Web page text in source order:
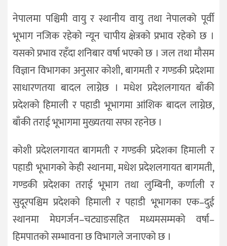
विचार
देश
राजनीति
नेपालमा पश्चिमी वायु र स्थानीय वायु तथा नेपालको पूर्वी
भूभाग नजिक रहेको न्यून चापीय क्षेत्रको प्रभाव रहेको छ ।
यसको प्रभाव रहँदा शनिबार वर्षा भएको छ । जल तथा मौसम
विज्ञान विभागका अनुसार कोशी, बागमती र गण्डकी प्रदेशमा
साधारणतया बादल लाग्नेछ । मधेश प्रदेशलगायत बाँकी
प्रदेशको हिमाली र पहाडी भूभागमा आंशिक बादल लाग्नेछ,
बाँकी तराई भूभागमा मुख्यतया सफा रहनेछ ।
कोशी प्रदेशलगायत बागमती र गण्डकी प्रदेशका हिमाली र
पहाडी भूभागको केही स्थानमा, मधेश प्रदेशलगायत बागमती,
गण्डकी प्रदेशका तराई भूभाग तथा लुम्बिनी, कर्णाली र
सुदूरपश्चिम प्रदेशको हिमाली र पहाडी भूभागका एक–दुई
स्थानमा मेघगर्जन–चट्याङसहित मध्यमसम्मको वर्षा–
हिमपातको सम्भावना छ विभागले जनाएको छ ।